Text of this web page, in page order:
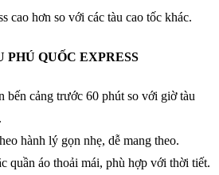
cao hơn so với các tàu cao tốc khác.
QUỐC EXPRESS
bến cảng trước 60 phút so với giờ tàu
hành lý gọn nhẹ, dễ mang theo.
quần áo thoải mái, phù hợp với thời tiết.